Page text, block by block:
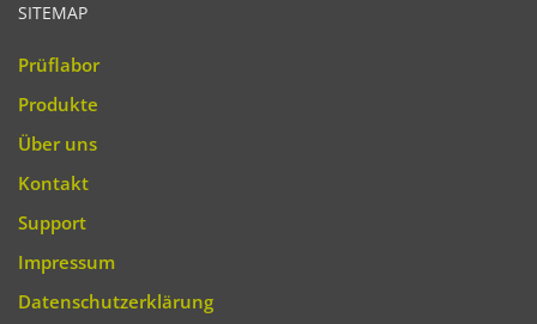
SITEMAP
Prüflabor
Produkte
Über uns
Kontakt
Support
Impressum
Datenschutzerklärung